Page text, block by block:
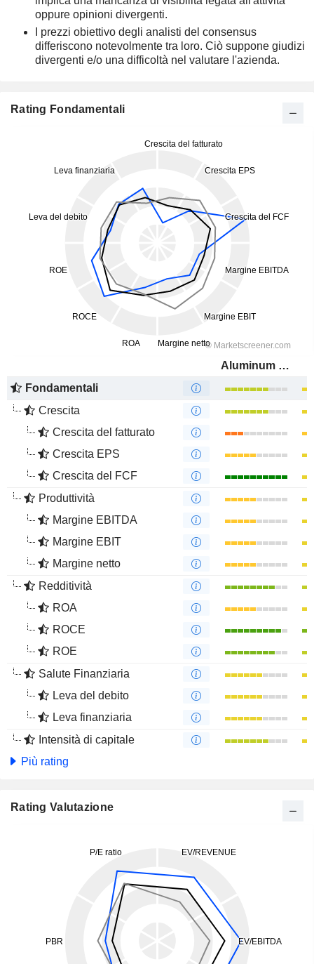
oppure opinioni divergenti.
I prezzi obiettivo degli analisti del consensus
differiscono notevolmente tra loro. Ciò suppone giudizi
divergenti e/o una difficoltà nel valutare l'azienda.
Rating Fondamentali
Aluminum Corporation of China Limited
Fondamentali
Crescita
Crescita del fatturato
Crescita EPS
Crescita del FCF
Produttività
Margine EBITDA
Margine EBIT
Margine netto
Redditività
ROA
ROCE
ROE
Salute Finanziaria
Leva del debito
Leva finanziaria
Intensità di capitale
Più rating
Rating Valutazione